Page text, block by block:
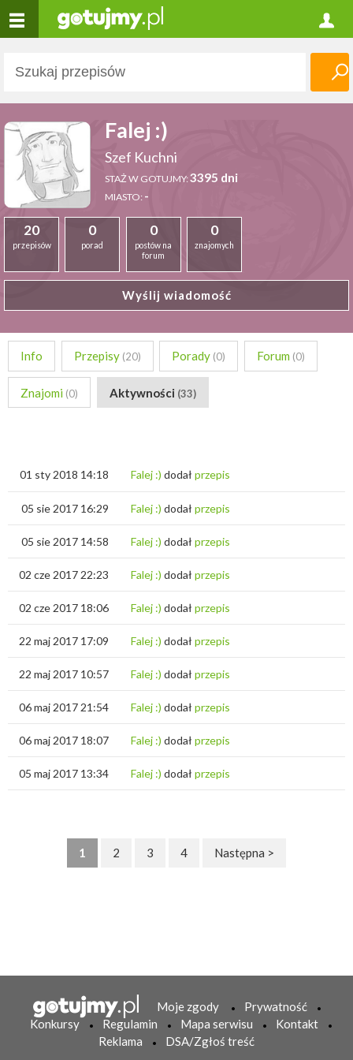
Falej :)
Szef Kuchni
STAŻ W GOTUJMY:3395 dni
MIASTO: -
20
przepisów
0
porad
0
postów na
forum
0
znajomych
Wyślij wiadomość
Info Przepisy (20) Porady (0) Forum (0)
Znajomi (0) Aktywności (33)
01 sty 2018 14:18 Falej :) dodał przepis
05 sie 2017 16:29 Falej :) dodał przepis
05 sie 2017 14:58 Falej :) dodał przepis
02 cze 2017 22:23 Falej :) dodał przepis
02 cze 2017 18:06 Falej :) dodał przepis
22 maj 2017 17:09 Falej :) dodał przepis
22 maj 2017 10:57 Falej :) dodał przepis
06 maj 2017 21:54 Falej :) dodał przepis
06 maj 2017 18:07 Falej :) dodał przepis
05 maj 2017 13:34 Falej :) dodał przepis
1 2 3 4 Następna >
Moje zgody
Prywatność
Konkursy
Regulamin Mapa serwisu
Kontakt
Reklama
DSA/Zgłoś treść